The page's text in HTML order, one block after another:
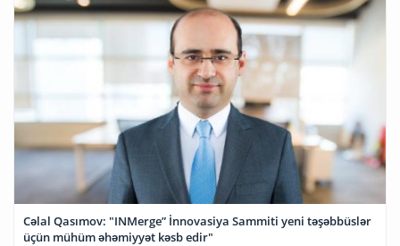
Cəlal Qasımov: "INMerge” İnnovasiya Sammiti yeni təşəbbüslər
üçün mühüm əhəmiyyət kəsb edir"